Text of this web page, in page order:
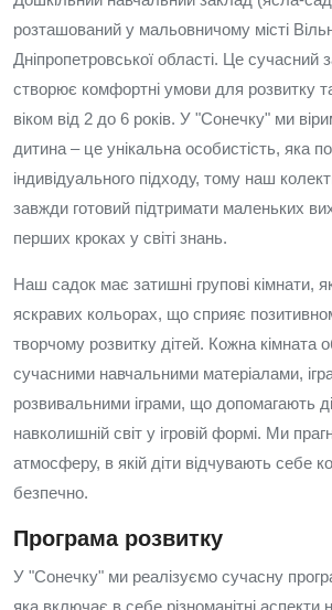
розташований у мальовничому місті
Дніпропетровської області. Це сучасний
створює комфортні умови для розвитку
віком від 2 до 6 років. У "Сонечку" ми
дитина – це унікальна особистість, яка
індивідуального підходу, тому наш
завжди готовий підтримати маленьких
перших кроках у світі знань.
Наш садок має затишні групові кімнати,
яскравих кольорах, що сприяє
творчому розвитку дітей. Кожна кімната
сучасними навчальними матеріалами,
розвивальними іграми, що допомагають
навколишній світ у ігровій формі. Ми
атмосферу, в якій діти відчувають себе
безпечно.
Програма розвитку
У "Сонечку" ми реалізуємо сучасну
яка включає в себе різноманітні аспекти